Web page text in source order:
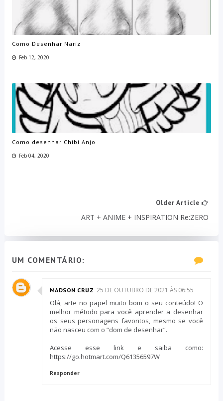
Como Desenhar Nariz
Feb 12, 2020
Como desenhar Chibi Anjo
Feb 04, 2020
Older Article
ART + ANIME + INSPIRATION Re:ZERO
UM COMENTÁRIO:
MADSON CRUZ 25 DE OUTUBRO DE 2021 ÀS 06:55
Olá, arte no papel muito bom o seu conteúdo! O
melhor método para você aprender a desenhar
os seus personagens favoritos, mesmo se você
não nasceu com o “dom de desenhar”.
Acesse esse link e saiba como:
https://go.hotmart.com/Q61356597W
Responder